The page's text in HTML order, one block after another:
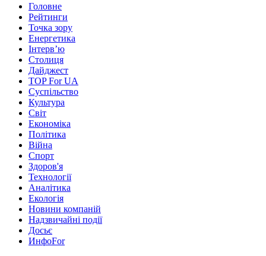
Головне
Рейтинги
Точка зору
Енергетика
Інтерв’ю
Столиця
Дайджест
TOP For UA
Суспiльство
Культура
Світ
Економіка
Політика
Війна
Спорт
Здоров'я
Технології
Аналітика
Екологія
Новини компаній
Надзвичайні події
Досьє
ИнфоFor